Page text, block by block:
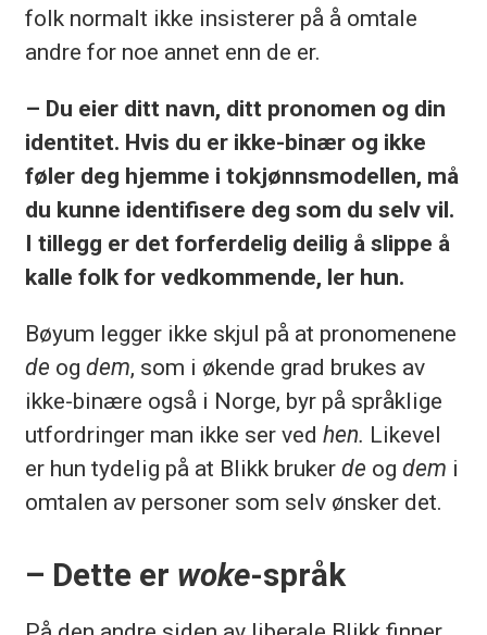
folk normalt ikke insisterer på å omtale
andre for noe annet enn de er.
– Du eier ditt navn, ditt pronomen og din
identitet. Hvis du er ikke-binær og ikke
føler deg hjemme i tokjønnsmodellen, må
du kunne identifisere deg som du selv vil.
I tillegg er det forferdelig deilig å slippe å
kalle folk for vedkommende, ler hun.
Bøyum legger ikke skjul på at pronomenene
de og dem, som i økende grad brukes av
ikke-binære også i Norge, byr på språklige
utfordringer man ikke ser ved hen. Likevel
er hun tydelig på at Blikk bruker de og dem i
omtalen av personer som selv ønsker det.
– Dette er woke-språk